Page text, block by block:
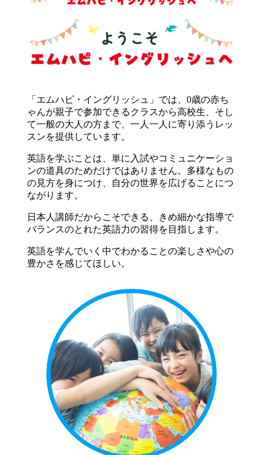
「エムハピ・イングリッシュ」では、0歳の赤ち
ゃんが親子で参加できるクラスから高校生、そし
て一般の大人の方まで、一人一人に寄り添うレッ
スンを提供しています。
英語を学ぶことは、単に入試やコミュニケーショ
ンの道具のためだけではありません。多様なもの
の見方を身につけ、自分の世界を広げることにつ
ながります。
日本人講師だからこそできる、きめ細かな指導で
バランスのとれた英語力の習得を目指します。
英語を学んでいく中でわかることの楽しさや心の
豊かさを感じてほしい。